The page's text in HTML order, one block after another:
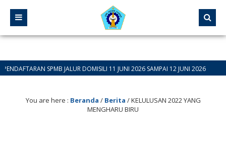
SPMB JALUR DOMISILI 11 JUNI 2026 SAMPAI 12 JUNI 2026
You are here : Beranda / Berita /KELULUSAN 2022 YANG
MENGHARU BIRU